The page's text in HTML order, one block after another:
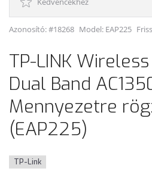
Azonosító: #18268 Model: EAP225
TP-LINK
Dual Band
Mennyezetre
(EAP225)
TP-Link